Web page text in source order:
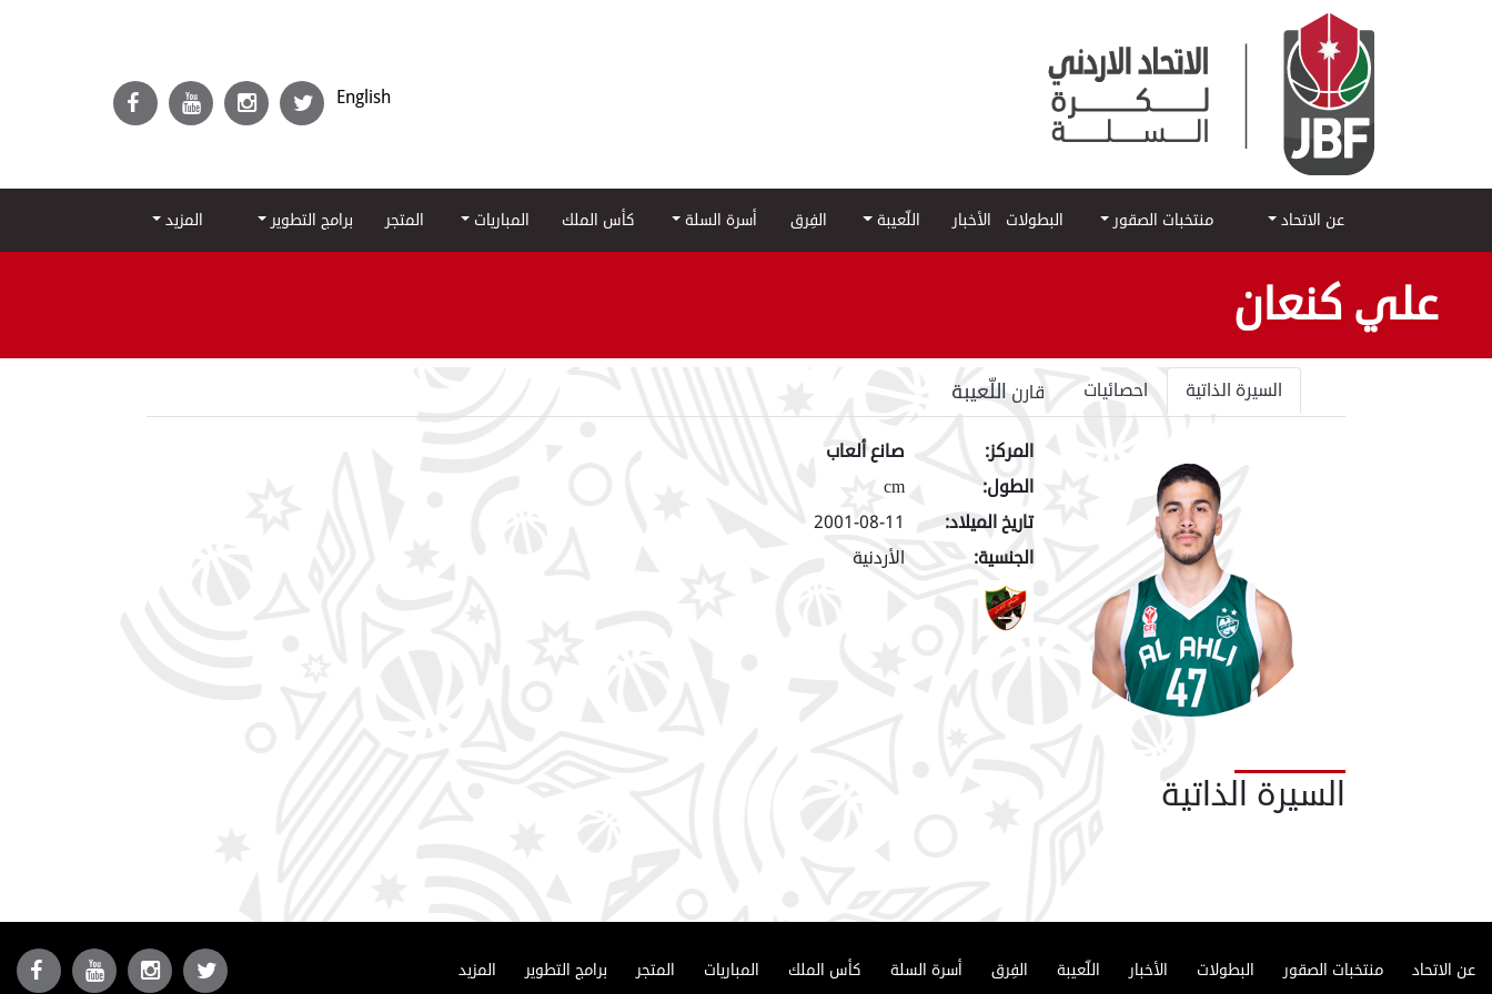
English
عن الاتحاد منتخبات الصقور البطولات الأخبار اللّعيبة الفِرق أسرة السلة كأس الملك المباريات المتجر برامج التطوير المزيد
علي كنعان
السيرة الذاتية احصائيات قارن اللّعيبة
المركز:
صانع ألعاب
الطول:
cm
تاريخ الميلاد:
2001-08-11
الجنسية:
الأردنية
السيرة الذاتية
عن الاتحاد منتخبات الصقور البطولات الأخبار اللّعيبة الفِرق أسرة السلة كأس الملك المباريات المتجر برامج التطوير المزيد